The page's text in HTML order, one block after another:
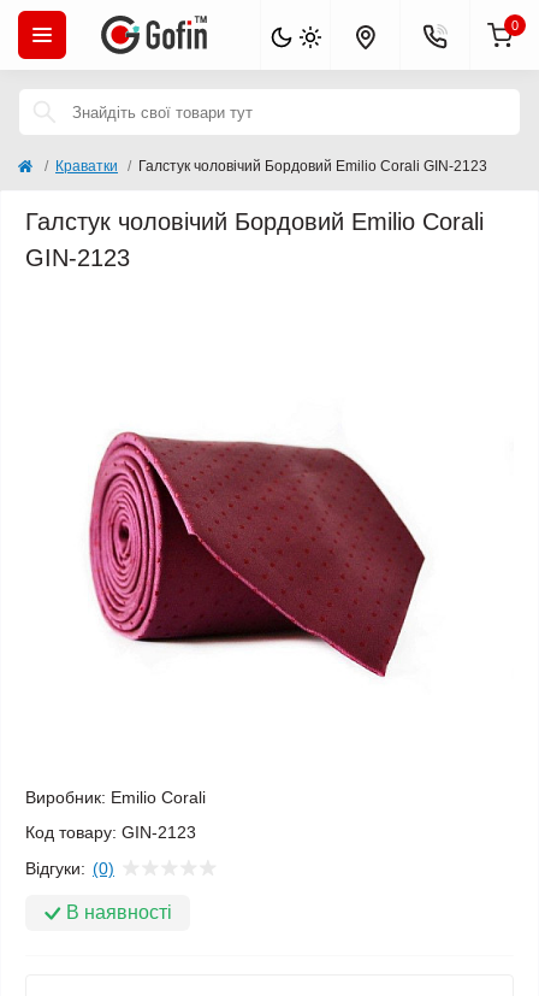
0
Краватки Галстук чоловічий Бордовий Emilio Corali GIN-2123
Галстук чоловічий Бордовий Emilio Corali
GIN-2123
Виробник: Emilio Corali
Код товару: GIN-2123
Відгуки: (0)
В наявності